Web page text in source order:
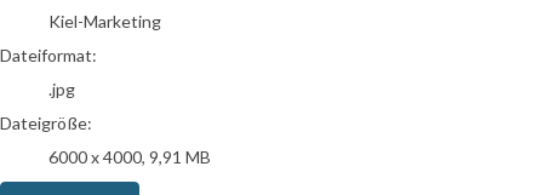
Kiel-Marketing
Dateiformat:
.jpg
Dateigröße:
6000 x 4000, 9,91 MB